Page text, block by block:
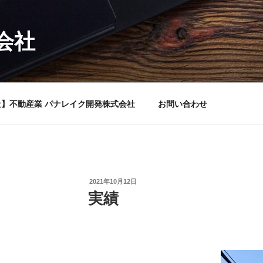
社
不動産業 パナレイク開発株式会社 お問い合わせ
投
稿
日:
2021年10月12日
実績